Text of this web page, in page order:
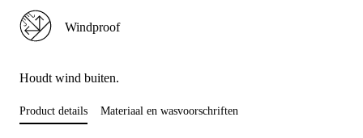
Windproof
Houdt wind buiten.
Product details Materiaal en wasvoorschriften